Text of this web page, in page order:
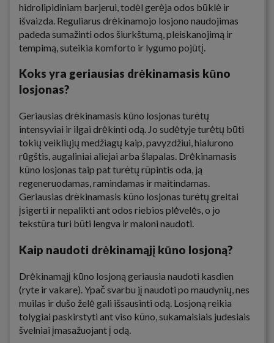
hidrolipidiniam barjerui, todėl gerėja odos būklė ir
išvaizda. Reguliarus drėkinamojo losjono naudojimas
padeda sumažinti odos šiurkštumą, pleiskanojimą ir
tempimą, suteikia komforto ir lygumo pojūtį.
Koks yra geriausias drėkinamasis kūno
losjonas?
Geriausias drėkinamasis kūno losjonas turėtų
intensyviai ir ilgai drėkinti odą. Jo sudėtyje turėtų būti
tokių veikliųjų medžiagų kaip, pavyzdžiui, hialurono
rūgštis, augaliniai aliejai arba šlapalas. Drėkinamasis
kūno losjonas taip pat turėtų rūpintis oda, ją
regeneruodamas, ramindamas ir maitindamas.
Geriausias drėkinamasis kūno losjonas turėtų greitai
įsigerti ir nepalikti ant odos riebios plėvelės, o jo
tekstūra turi būti lengva ir maloni naudoti.
Kaip naudoti drėkinamąjį kūno losjoną?
Drėkinamąjį kūno losjoną geriausia naudoti kasdien
(ryte ir vakare). Ypač svarbu jį naudoti po maudynių, nes
muilas ir dušo želė gali išsausinti odą. Losjoną reikia
tolygiai paskirstyti ant viso kūno, sukamaisiais judesiais
švelniai įmasažuojant į odą.